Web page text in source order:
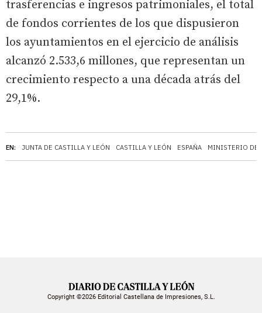
EN: JUNTA DE CASTILLA Y LEÓN CASTILLA Y LEÓN ESPAÑA MINISTERIO DE
trasferencias e ingresos patrimoniales, el total
de fondos corrientes de los que dispusieron
los ayuntamientos en el ejercicio de análisis
alcanzó 2.533,6 millones, que representan un
crecimiento respecto a una década atrás del
29,1%.
Copyright ©2026 Editorial Castellana de Impresiones, S.L.